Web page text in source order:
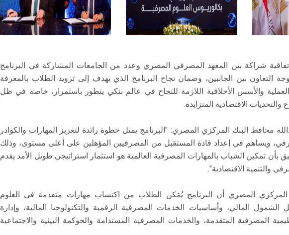
شراكة بين المعهد المصرفي المصري وعدد من الجامعات المشاركة في البرنامج
التعاون بين الجانبين، وضمان نجاح البرنامج الذي يهدف إلى تزويد الطلاب بالمعرفة
والأسس الأخلاقية اللازمة للنجاح في عالم بنكي يتطور باستمرار، خاصة في ظل
الاقتصادية المتزايدة.
محافظ البنك المركزي المصري: "البرنامج يمثل خطوة رائدة لتعزيز المهارات والكوادر
ويساهم في إعداد قادة المستقبل من المصرفيين المؤهلين على أعلى مستوى، وذلك
بأن تمكين الشباب بالمهارات المصرفية العالمية هو استثمار استراتيجي طويل الأمد يقدم
والتنمية الاقتصادية".
المصري أن البرنامج يُمَكن الطلاب من اكتساب مهارات متقدمة في العلوم
الشمول المالي، وأساسيات الخدمات المصرفية الرقمية والتكنولوجيا المالية، وإدارة
المصرفية المتقدمة، والخدمات المصرفية المستدامة والحوكمة البيئية والاجتماعية